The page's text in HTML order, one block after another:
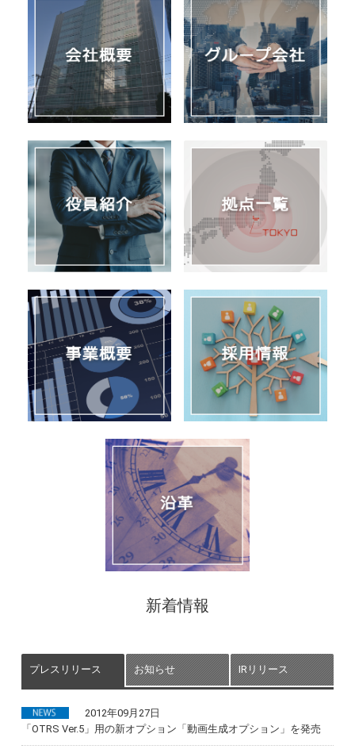
新着情報
プレスリリース お知らせ IRリリース
2012年09月27日
「OTRS Ver.5」用の新オプション「動画生成オプション」を発売